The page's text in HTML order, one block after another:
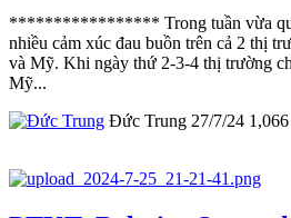
***************** Trong tuần vừa
nhiều cảm xúc đau buồn trên cả 2 thị
và Mỹ. Khi ngày thứ 2-3-4 thị trường
Mỹ...
Đức Trung 27/7/24 1,066